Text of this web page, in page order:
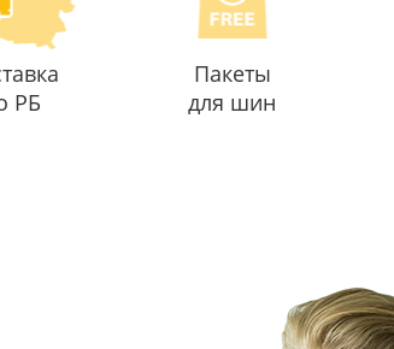
РБ
Пакеты
для шин